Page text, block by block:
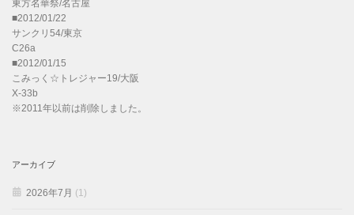
東方名華祭/名古屋
■2012/01/22
サンクリ54/東京
C26a
■2012/01/15
こみっく☆トレジャー19/大阪
X-33b
※2011年以前は削除しました。
アーカイブ
2026年7月 (1)